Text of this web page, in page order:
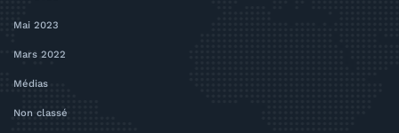
Mai 2023
Mars 2022
Médias
Non classé